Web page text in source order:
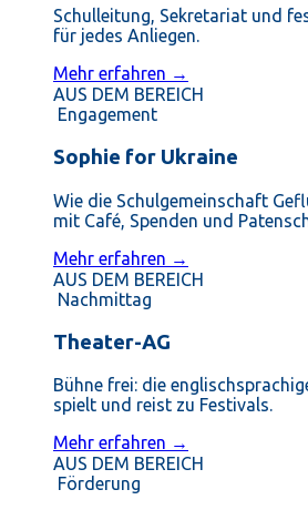
Schulleitung, Sekretariat und
für jedes Anliegen.
Mehr erfahren →
AUS DEM BEREICH
Engagement
Sophie for Ukraine
Wie die Schulgemeinschaft
mit Café, Spenden und
Mehr erfahren →
AUS DEM BEREICH
Nachmittag
Theater-AG
Bühne frei: die
spielt und reist zu Festivals.
Mehr erfahren →
AUS DEM BEREICH
Förderung